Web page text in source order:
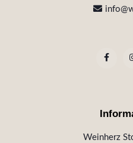
Weinherz